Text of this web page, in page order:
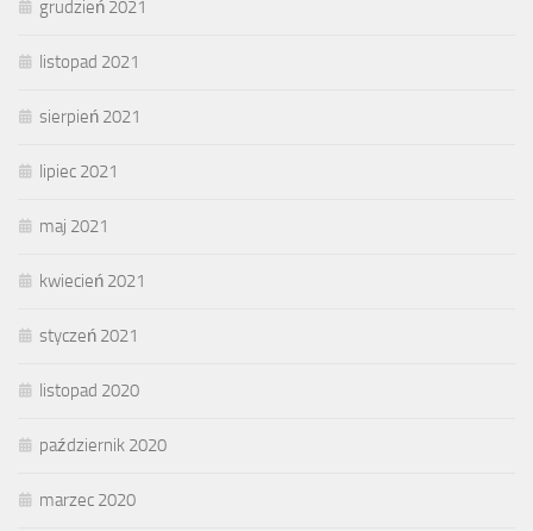
grudzień 2021
listopad 2021
sierpień 2021
lipiec 2021
maj 2021
kwiecień 2021
styczeń 2021
listopad 2020
październik 2020
marzec 2020